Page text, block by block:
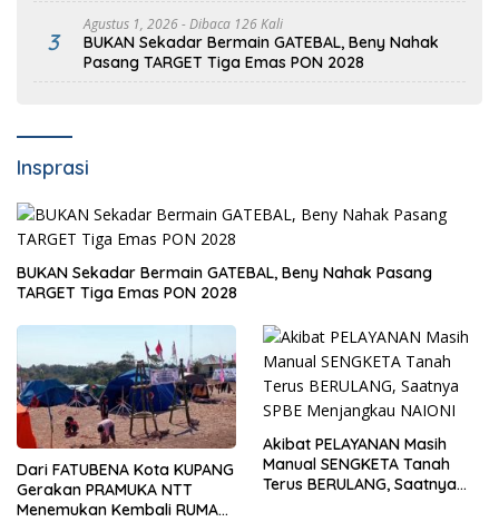
3
Agustus 1, 2026- Dibaca 126 Kali
BUKAN Sekadar Bermain GATEBAL, Beny Nahak
Pasang TARGET Tiga Emas PON 2028
Insprasi
BUKAN Sekadar Bermain GATEBAL, Beny Nahak Pasang
TARGET Tiga Emas PON 2028
Dari FATUBENA Kota KUPANG
Gerakan PRAMUKA NTT
Menemukan Kembali RUMAH
Akibat PELAYANAN Masih
Manual SENGKETA Tanah
Terus BERULANG, Saatnya